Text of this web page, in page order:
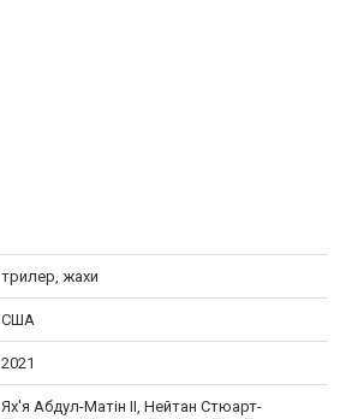
трилер, жахи
США
2021
Ях'я Абдул-Матін II, Нейтан Стюарт-